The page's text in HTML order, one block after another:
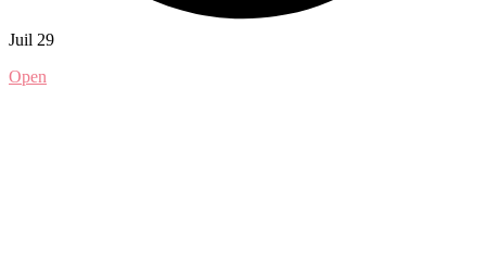
Juil 29
Open